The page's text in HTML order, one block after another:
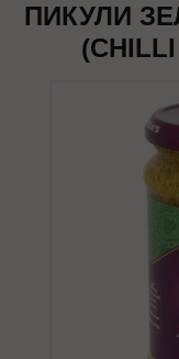
ПИКУЛИ